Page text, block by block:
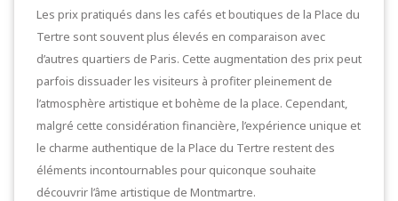
Les prix pratiqués dans les cafés et boutiques de la Place du
Tertre sont souvent plus élevés en comparaison avec
d’autres quartiers de Paris. Cette augmentation des prix peut
parfois dissuader les visiteurs à profiter pleinement de
l’atmosphère artistique et bohème de la place. Cependant,
malgré cette considération financière, l’expérience unique et
le charme authentique de la Place du Tertre restent des
éléments incontournables pour quiconque souhaite
découvrir l’âme artistique de Montmartre.